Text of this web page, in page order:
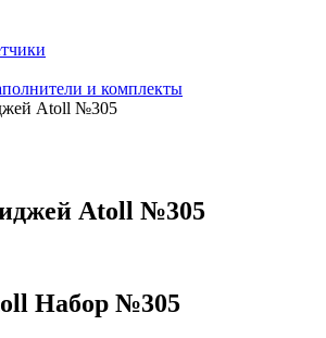
и комплекты
Atoll №305
Atoll №305
Набор №305